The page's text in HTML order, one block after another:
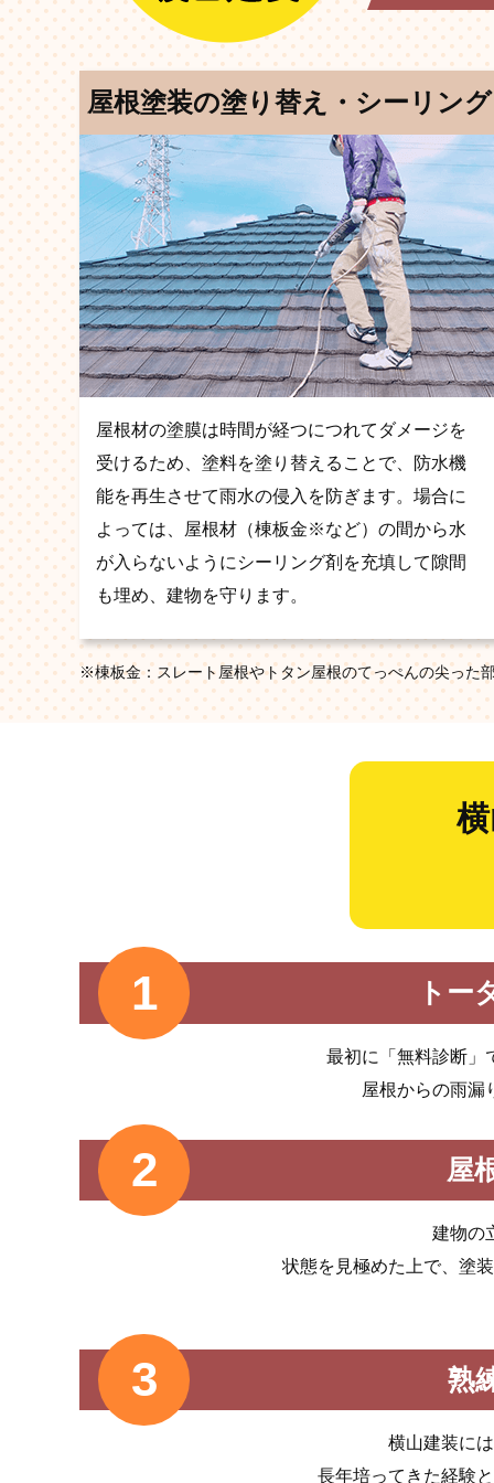
屋根塗装の塗り替え・シーリング
屋根材の塗膜は時間が経つにつれてダメージを
受けるため、塗料を塗り替えることで、防水機
能を再生させて雨水の侵入を防ぎます。場合に
よっては、屋根材（棟板金※など）の間から水
が入らないようにシーリング剤を充填して隙間
も埋め、建物を守ります。
※棟板金：スレート屋根やトタン屋根のてっぺんの尖った
トー
最初に「無料診断」
屋根からの雨漏
屋
建物の
状態を見極めた上で、塗
熟
横山建装に
長年培ってきた経験